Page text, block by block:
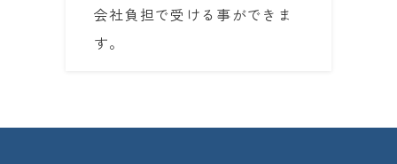
会社負担で受ける事ができま
す。